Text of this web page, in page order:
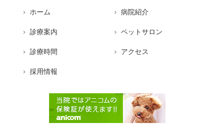
ホーム 病院紹介
診療案内 ペットサロン
診療時間 アクセス
採用情報